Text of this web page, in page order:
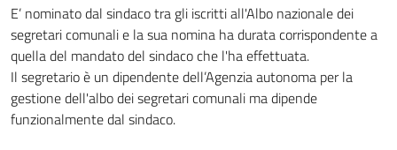
E’ nominato dal sindaco tra gli iscritti all'Albo nazionale dei
segretari comunali e la sua nomina ha durata corrispondente a
quella del mandato del sindaco che l'ha effettuata.
Il segretario è un dipendente dell’Agenzia autonoma per la
gestione dell'albo dei segretari comunali ma dipende
funzionalmente dal sindaco.